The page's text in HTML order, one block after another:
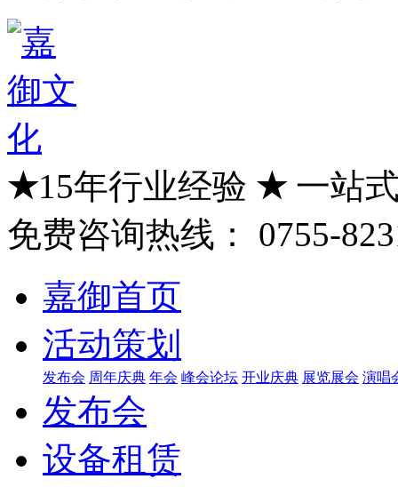
★15年行业经验 ★一站
免费咨询热线：
0755-
嘉御首页
活动策划
发布会 周年庆典 年会 峰会论坛 开业庆典 展览展会 演唱
发布会
设备租赁